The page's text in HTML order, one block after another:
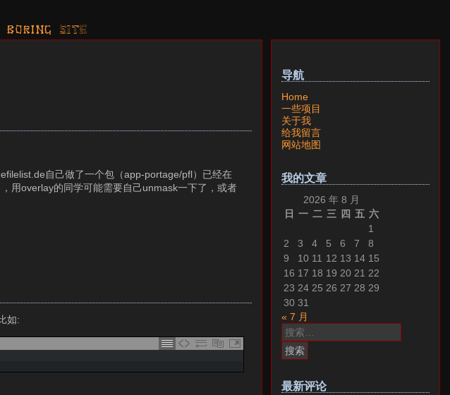
boring SITE
自己做了一个包（app-portage/pfl）已经在
用overlay的同学可能需要自己unmask一下了，或者
如:
导航
Home
一些项目
关于我
给我留言
网站地图
我的文章
2026 年 8 月
日 一 二 三 四 五 六
1
2
3 4 5 6 7
8
9
10 11 12 13 14 15
16 17 18 19 20 21 22
23 24 25 26 27 28 29
30 31
« 7 月
搜
索：
最新评论